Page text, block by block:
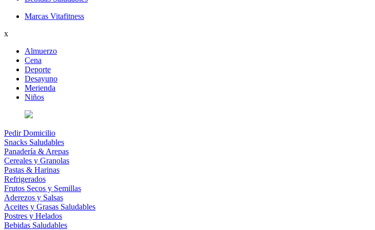
Marcas Vitafitness
x
Almuerzo
Cena
Deporte
Desayuno
Merienda
Niños
Pedir Domicilio
Snacks Saludables
Panadería & Arepas
Cereales y Granolas
Pastas & Harinas
Refrigerados
Frutos Secos y Semillas
Aderezos y Salsas
Aceites y Grasas Saludables
Postres y Helados
Bebidas Saludables